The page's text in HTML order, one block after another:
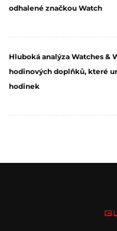
odhalené značkou Watch
Hluboká analýza Watches &
hodinových doplňků, které
hodinek